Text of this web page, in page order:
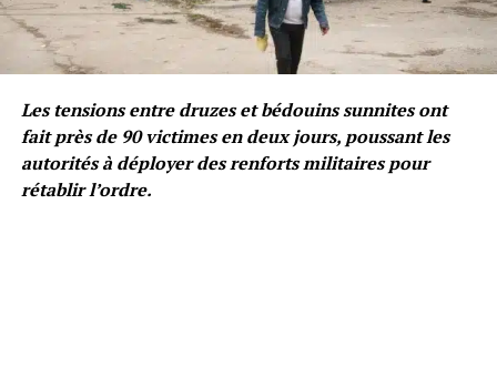
Les tensions entre druzes et bédouins sunnites ont
fait près de 90 victimes en deux jours, poussant les
autorités à déployer des renforts militaires pour
rétablir l’ordre.